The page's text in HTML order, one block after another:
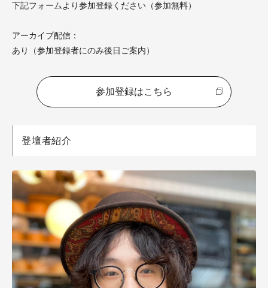
下記フォームより参加登録ください（参加無料）
アーカイブ配信：
あり（参加登録者にのみ後日ご案内）
参加登録はこちら
登壇者紹介